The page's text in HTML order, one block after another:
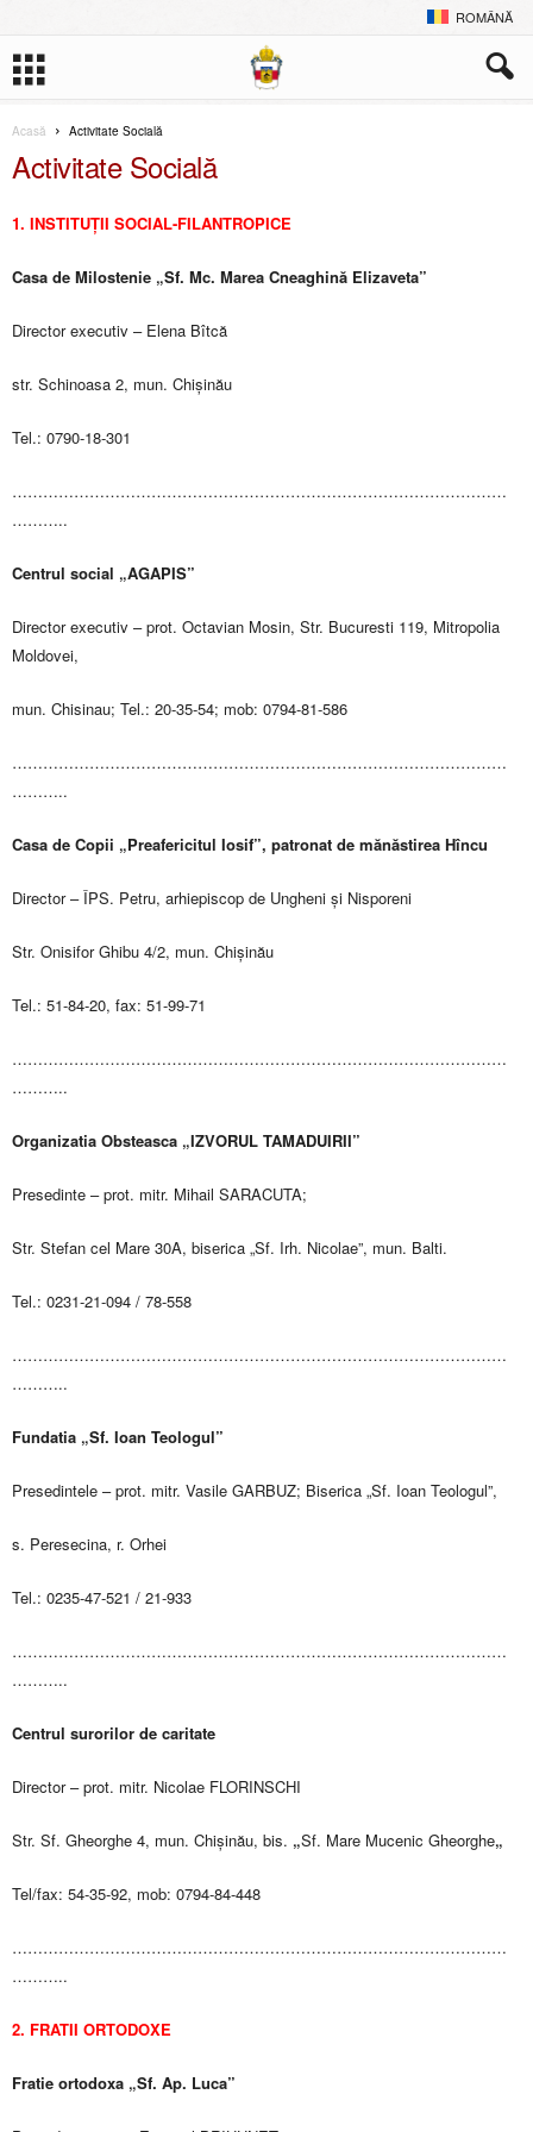
ROMÂNĂ
Acasă Activitate Socială
Activitate Socială
1. INSTITUȚII SOCIAL-FILANTROPICE
Casa de Milostenie „Sf. Mc. Marea Cneaghină Elizaveta”
Director executiv – Elena Bîtcă
str. Schinoasa 2, mun. Chișinău
Tel.: 0790-18-301
……………………………………………………………………………………
………..
Centrul social „AGAPIS”
Director executiv – prot. Octavian Mosin, Str. Bucuresti 119, Mitropolia
Moldovei,
mun. Chisinau; Tel.: 20-35-54; mob: 0794-81-586
……………………………………………………………………………………
………..
Casa de Copii „Preafericitul Iosif”, patronat de mănăstirea Hîncu
Director – ÎPS. Petru, arhiepiscop de Ungheni și Nisporeni
Str. Onisifor Ghibu 4/2, mun. Chișinău
Tel.: 51-84-20, fax: 51-99-71
……………………………………………………………………………………
………..
Organizatia Obsteasca „IZVORUL TAMADUIRII”
Presedinte – prot. mitr. Mihail SARACUTA;
Str. Stefan cel Mare 30A, biserica „Sf. Irh. Nicolae”, mun. Balti.
Tel.: 0231-21-094 / 78-558
……………………………………………………………………………………
………..
Fundatia „Sf. Ioan Teologul”
Presedintele – prot. mitr. Vasile GARBUZ; Biserica „Sf. Ioan Teologul”,
s. Peresecina, r. Orhei
Tel.: 0235-47-521 / 21-933
……………………………………………………………………………………
………..
Centrul surorilor de caritate
Director – prot. mitr. Nicolae FLORINSCHI
Str. Sf. Gheorghe 4, mun. Chișinău, bis. „Sf. Mare Mucenic Gheorghe„
Tel/fax: 54-35-92, mob: 0794-84-448
……………………………………………………………………………………
………..
2. FRATII ORTODOXE
Fratie ortodoxa „Sf. Ap. Luca”